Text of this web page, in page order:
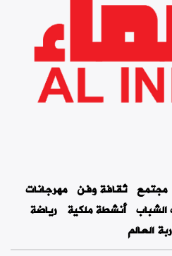
مجتمع ثقافة وفن مهرجانات
الشباب أنشطة ملكية رياضة
العالم